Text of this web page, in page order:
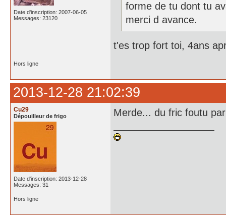
Date d'inscription: 2007-06-05
Messages: 23120
forme de tu dont tu
merci d avance.
t'es trop fort toi, 4ans
Hors ligne
2013-12-28 21:02:39
Cu29
Dépouilleur de frigo
Date d'inscription: 2013-12-28
Messages: 31
Merde... du fric foutu
Hors ligne